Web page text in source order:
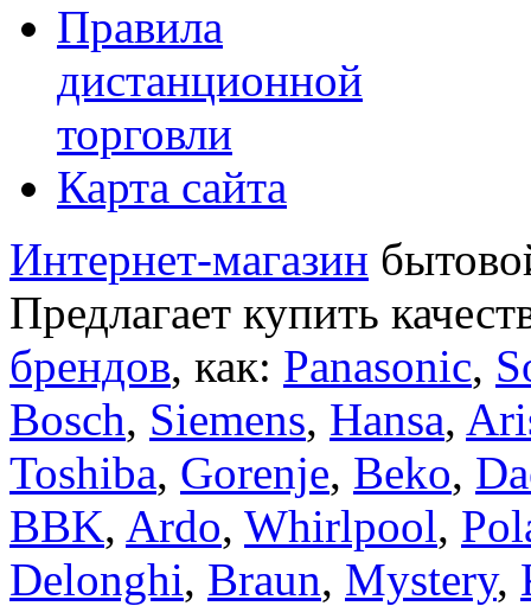
Правила
дистанционной
торговли
Карта сайта
Интернет-магазин
Предлагает купить
брендов, как: Panasonic,
Bosch, Siemens, Hansa,
Toshiba, Gorenje, Beko,
BBK, Ardo, Whirlpool,
Delonghi, Braun, Mystery,